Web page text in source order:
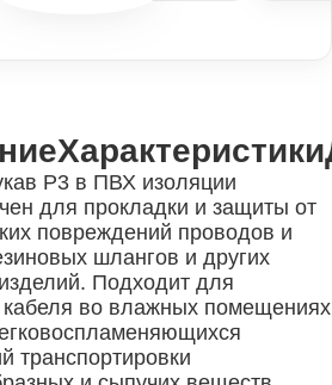
Характеристики
Р3 в ПВХ изоляции
для прокладки и защиты от
повреждений проводов и
шлангов и других
Подходит для
кабеля во влажных помещениях
транспортировки